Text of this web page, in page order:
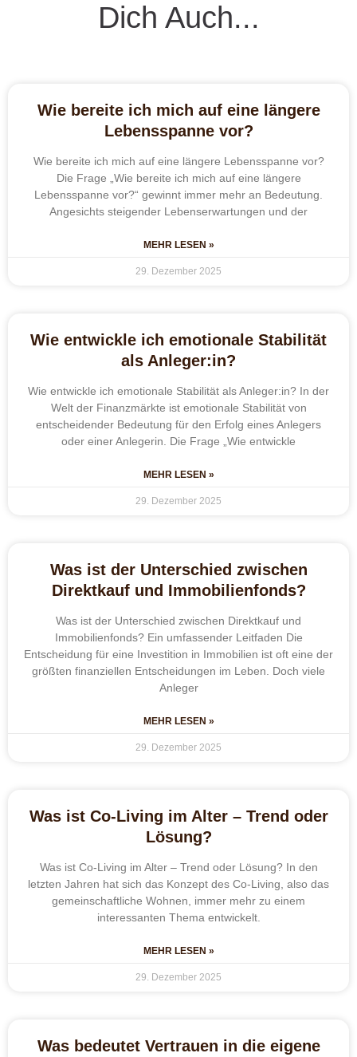
Dich Auch...
Wie bereite ich mich auf eine längere
Lebensspanne vor?
Wie bereite ich mich auf eine längere Lebensspanne vor?
Die Frage „Wie bereite ich mich auf eine längere
Lebensspanne vor?“ gewinnt immer mehr an Bedeutung.
Angesichts steigender Lebenserwartungen und der
MEHR LESEN »
29. Dezember 2025
Wie entwickle ich emotionale Stabilität
als Anleger:in?
Wie entwickle ich emotionale Stabilität als Anleger:in? In der
Welt der Finanzmärkte ist emotionale Stabilität von
entscheidender Bedeutung für den Erfolg eines Anlegers
oder einer Anlegerin. Die Frage „Wie entwickle
MEHR LESEN »
29. Dezember 2025
Was ist der Unterschied zwischen
Direktkauf und Immobilienfonds?
Was ist der Unterschied zwischen Direktkauf und
Immobilienfonds? Ein umfassender Leitfaden Die
Entscheidung für eine Investition in Immobilien ist oft eine der
größten finanziellen Entscheidungen im Leben. Doch viele
Anleger
MEHR LESEN »
29. Dezember 2025
Was ist Co-Living im Alter – Trend oder
Lösung?
Was ist Co-Living im Alter – Trend oder Lösung? In den
letzten Jahren hat sich das Konzept des Co-Living, also das
gemeinschaftliche Wohnen, immer mehr zu einem
interessanten Thema entwickelt.
MEHR LESEN »
29. Dezember 2025
Was bedeutet Vertrauen in die eigene